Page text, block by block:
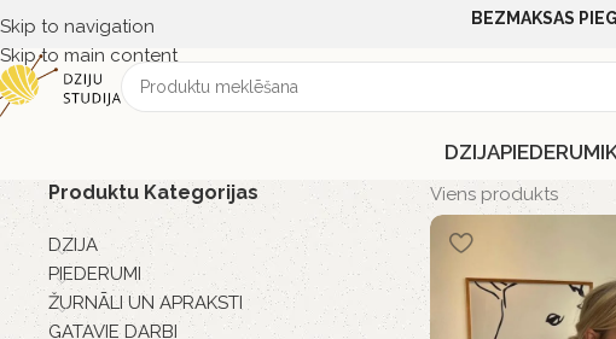
Skip to navigation
Skip to main content
BEZMAKSAS
DZIJAPIEDERUMI
Produktu Kategorijas
DZIJA
PIEDERUMI
ŽURNĀLI UN APRAKSTI
GATAVIE DARBI
Viens produkts